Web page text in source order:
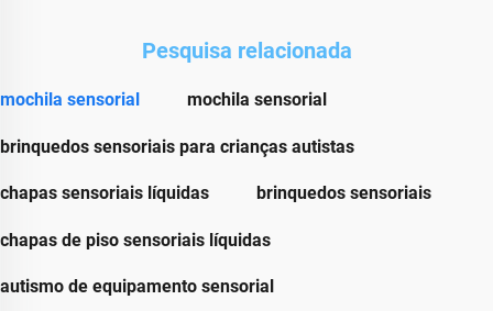
Pesquisa relacionada
mochila sensorial mochila sensorial
brinquedos sensoriais para crianças autistas
chapas sensoriais líquidas brinquedos sensoriais
chapas de piso sensoriais líquidas
autismo de equipamento sensorial